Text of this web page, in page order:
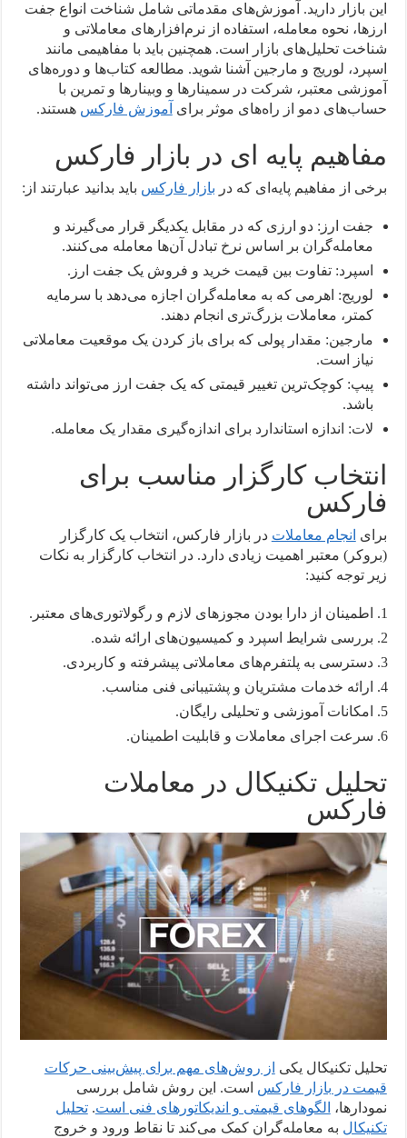
این بازار دارید. آموزش‌های مقدماتی شامل شناخت انواع جفت
ارزها، نحوه معامله، استفاده از نرم‌افزارهای معاملاتی و
شناخت تحلیل‌های بازار است. همچنین باید با مفاهیمی مانند
اسپرد، لوریج و مارجین آشنا شوید. مطالعه کتاب‌ها و دوره‌های
آموزشی معتبر، شرکت در سمینارها و وبینارها و تمرین با
حساب‌های دمو از راه‌های موثر برای آموزش فارکس هستند.
مفاهیم پایه ای در بازار فارکس
برخی از مفاهیم پایه‌ای که در بازار فارکس باید بدانید عبارتند از:
جفت ارز: دو ارزی که در مقابل یکدیگر قرار می‌گیرند و
معامله‌گران بر اساس نرخ تبادل آن‌ها معامله می‌کنند.
اسپرد: تفاوت بین قیمت خرید و فروش یک جفت ارز.
لوریج: اهرمی که به معامله‌گران اجازه می‌دهد با سرمایه
کمتر، معاملات بزرگ‌تری انجام دهند.
مارجین: مقدار پولی که برای باز کردن یک موقعیت معاملاتی
نیاز است.
پیپ: کوچک‌ترین تغییر قیمتی که یک جفت ارز می‌تواند داشته
باشد.
لات: اندازه استاندارد برای اندازه‌گیری مقدار یک معامله.
انتخاب کارگزار مناسب برای
فارکس
برای انجام معاملات در بازار فارکس، انتخاب یک کارگزار
(بروکر) معتبر اهمیت زیادی دارد. در انتخاب کارگزار به نکات
زیر توجه کنید:
اطمینان از دارا بودن مجوزهای لازم و رگولاتوری‌های معتبر.
بررسی شرایط اسپرد و کمیسیون‌های ارائه شده.
دسترسی به پلتفرم‌های معاملاتی پیشرفته و کاربردی.
ارائه خدمات مشتریان و پشتیبانی فنی مناسب.
امکانات آموزشی و تحلیلی رایگان.
سرعت اجرای معاملات و قابلیت اطمینان.
تحلیل تکنیکال در معاملات
فارکس
تحلیل تکنیکال یکی از روش‌های مهم برای پیش‌بینی حرکات
قیمت در بازار فارکس است. این روش شامل بررسی
نمودارها، الگوهای قیمتی و اندیکاتورهای فنی است.تحلیل
تکنیکال به معامله‌گران کمک می‌کند تا نقاط ورود و خروج